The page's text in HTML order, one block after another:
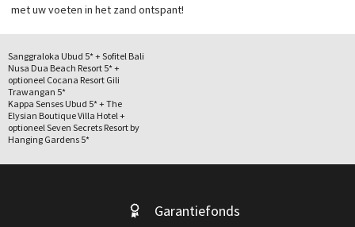
met uw voeten in het zand ontspant!
Sanggraloka Ubud 5* + Sofitel Bali
Nusa Dua Beach Resort 5* +
optioneel Cocana Resort Gili
Trawangan 5*
Kappa Senses Ubud 5* + The
Elysian Boutique Villa Hotel +
optioneel Seven Secrets Resort by
Hanging Gardens 5*
Garantiefonds